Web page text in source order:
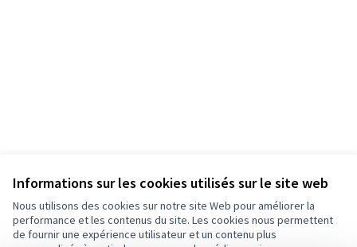
Informations sur les cookies utilisés sur le site web
Nous utilisons des cookies sur notre site Web pour améliorer la
performance et les contenus du site. Les cookies nous permettent
de fournir une expérience utilisateur et un contenu plus